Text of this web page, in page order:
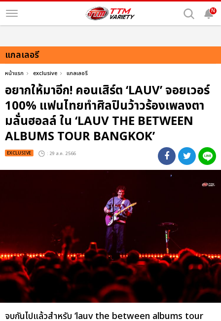
N
แกลเลอรี
หน้าแรก exclusive แกลเลอรี
อยากให้มาอีก! คอนเสิร์ต ‘LAUV’ จอยเวอร์
100% แฟนไทยทำศิลปินว้าวร้องเพลงตา
มลั่นฮอลล์ ใน ‘LAUV THE BETWEEN
ALBUMS TOUR BANGKOK’
EXCLUSIVE : 29 ส.ค. 2566
จบกันไปแล้วสำหรับ ‘lauv the between albums tour